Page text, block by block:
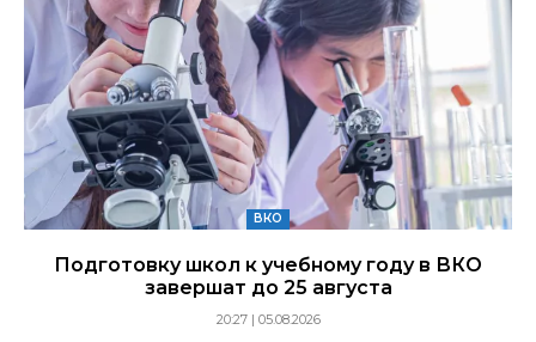
ВКО
Подготовку школ к учебному году в ВКО
завершат до 25 августа
20:27 | 05.08.2026